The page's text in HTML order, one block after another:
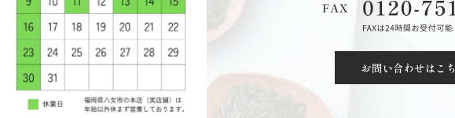
お問い合わせはこ